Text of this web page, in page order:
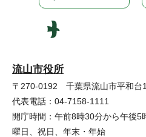
流山市役所
〒270-0192 千葉県流山市平和
代表電話：04-7158-1111
開庁時間：午前8時30分から午後
曜日、祝日、年末・年始